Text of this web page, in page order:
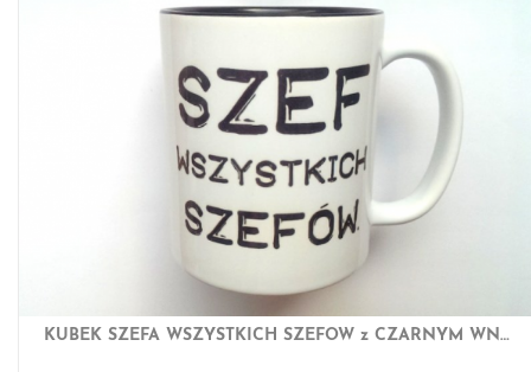
KUBEK SZEFA WSZYSTKICH SZEFÓW z CZARNYM WNĘTRZEM